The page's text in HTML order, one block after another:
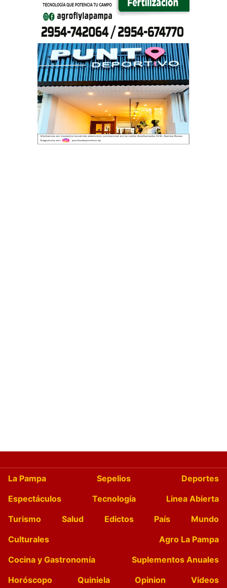
La Pampa Sepelios
Deportes
Espectáculos
Tecnología
Linea Abierta
Turismo
Salud Edictos País
Mundo
Culturales
Agro La Pampa
Cocina y Gastronomía
Suplementos Anuales
Horóscopo
Quiniela Opinion
Videos